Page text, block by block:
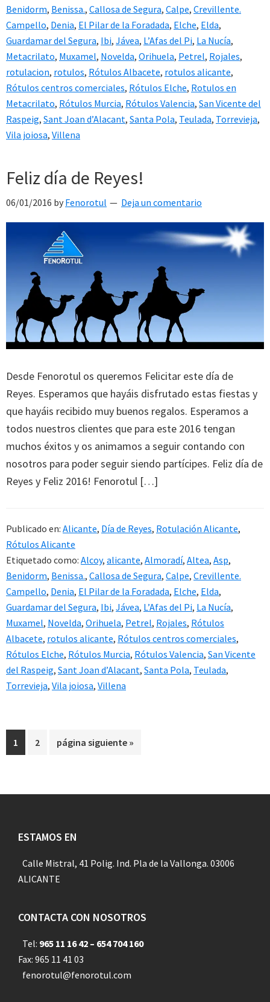
Benidorm, Benissa., Callosa de Segura, Calpe, Crevillente.
Campello, Denia, El Pilar de la Foradada, Elche, Elda,
Guardamar del Segura, Ibi, Jávea, L’Afas del Pi, La Nucía,
Metacrilato, Muxamel, Novelda, Orihuela, Petrel, Rojales,
rotulacion, rotulos, Rótulos Albacete, rotulos alicante,
Rótulos centros comerciales, Rótulos Elche, Rotulos en
Metacrilato, Rótulos Murcia, Rótulos Valencia, San Vicente del
Raspeig, Sant Joan d’Alacant, Santa Pola, Teulada, Torrevieja,
Vila joiosa, Villena
Feliz día de Reyes!
06/01/2016 by Fenorotul Deja un comentario
Desde Fenorotul os queremos Felicitar este día de
Reyes. Esperamos que hayáis disfrutado estas fiestas y
que hayáis recibido muy buenos regalos. Esperamos a
todos nuestros clientes que para este 2016 tengan
muchos éxitos y os animamos a seguir contando con
nosotros para poder seguir siendo partícipes. Feliz día de
Reyes y Feliz 2016! Fenorotul […]
Publicado en: Alicante, Día de Reyes, Rotulación Alicante,
Rótulos Alicante
Etiquetado como: Alcoy, alicante, Almoradí, Altea, Asp,
Benidorm, Benissa., Callosa de Segura, Calpe, Crevillente.
Campello, Denia, El Pilar de la Foradada, Elche, Elda,
Guardamar del Segura, Ibi, Jávea, L’Afas del Pi, La Nucía,
Muxamel, Novelda, Orihuela, Petrel, Rojales, Rótulos
Albacete, rotulos alicante, Rótulos centros comerciales,
Rótulos Elche, Rótulos Murcia, Rótulos Valencia, San Vicente
del Raspeig, Sant Joan d’Alacant, Santa Pola, Teulada,
Torrevieja, Vila joiosa, Villena
Página
1 Página
2
Ir
página siguiente »
Footer
ESTAMOS EN
Calle Mistral, 41 Polig. Ind. Pla de la Vallonga. 03006
ALICANTE
CONTACTA CON NOSOTROS
Tel: 965 11 16 42 – 654 704 160
Fax: 965 11 41 03
fenorotul@fenorotul.com